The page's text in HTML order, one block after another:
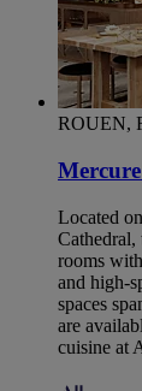
ROUEN,
Located
Cathedral,
rooms
and high-
spaces
are
cuisine at